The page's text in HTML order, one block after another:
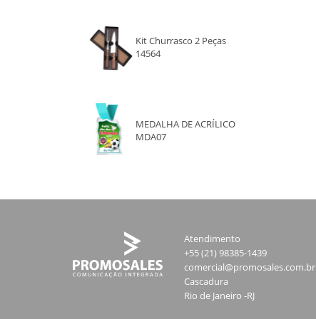
Kit Churrasco 2 Peças
14564
MEDALHA DE ACRÍLICO
MDA07
Atendimento
+55 (21) 98385-1439
comercial@promosales.com.br
Cascadura
Rio de Janeiro -RJ